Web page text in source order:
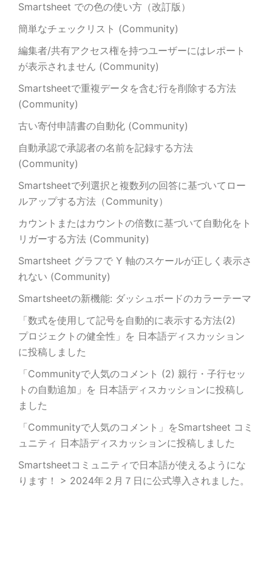
Smartsheet での色の使い方（改訂版）
簡単なチェックリスト (Community)
編集者/共有アクセス権を持つユーザーにはレポート
が表示されません (Community)
Smartsheetで重複データを含む行を削除する方法
(Community)
古い寄付申請書の自動化 (Community)
自動承認で承認者の名前を記録する方法
(Community)
Smartsheetで列選択と複数列の回答に基づいてロー
ルアップする方法（Community）
カウントまたはカウントの倍数に基づいて自動化をト
リガーする方法 (Community)
Smartsheet グラフで Y 軸のスケールが正しく表示さ
れない (Community)
Smartsheetの新機能: ダッシュボードのカラーテーマ
「数式を使用して記号を自動的に表示する方法(2)
プロジェクトの健全性」を 日本語ディスカッション
に投稿しました
「Communityで人気のコメント (2) 親行・子行セッ
トの自動追加」を 日本語ディスカッションに投稿し
ました
「Communityで人気のコメント」をSmartsheet コミ
ュニティ 日本語ディスカッションに投稿しました
Smartsheetコミュニティで日本語が使えるようにな
ります！ > 2024年２月７日に公式導入されました。